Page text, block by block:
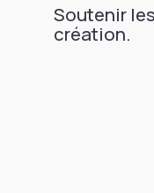
Soutenir
création.